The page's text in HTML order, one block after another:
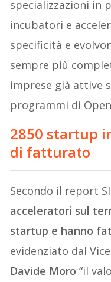
specializzazioni in
incubatori e
specificità e
sempre più
imprese già attive
programmi di
2850 startup
di fatturato
Secondo il report
acceleratori sul
startup e hanno
evidenziato dal
Davide Moro “il